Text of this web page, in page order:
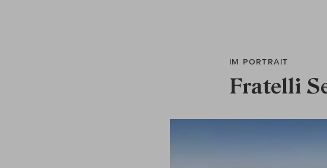
IM PORTRAIT
Fratelli